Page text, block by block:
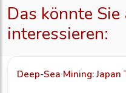
Das könnte Sie
interessieren:
Deep-Sea Mining: Japan